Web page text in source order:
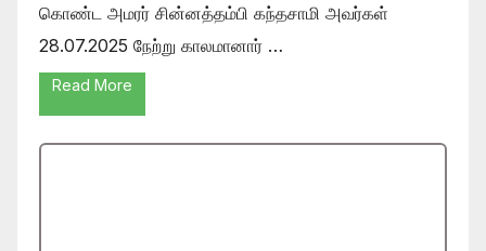
கொண்ட அமரர் சின்னத்தம்பி கந்தசாமி அவர்கள்
28.07.2025 நேற்று காலமானார் …
Read More